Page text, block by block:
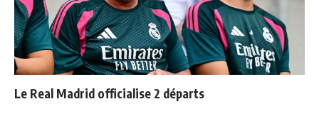
Le Real Madrid officialise 2 départs